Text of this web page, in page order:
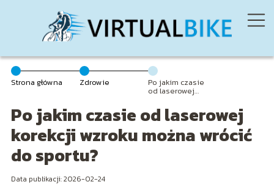
Strona główna Zdrowie Po jakim czasie
od laserowej
można wrócić
do sportu?
Po jakim czasie od laserowej
korekcji wzroku można wrócić
do sportu?
Data publikacji: 2026-02-24